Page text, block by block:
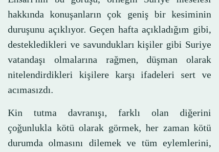
hakkında konuşanların çok geniş bir kesiminin
duruşunu açıklıyor. Geçen hafta açıkladığım gibi,
destekledikleri ve savundukları kişiler gibi Suriye
vatandaşı olmalarına rağmen, düşman olarak
nitelendirdikleri kişilere karşı ifadeleri sert ve
acımasızdı.
Kin tutma davranışı, farklı olan diğerini
çoğunlukla kötü olarak görmek, her zaman kötü
durumda olmasını dilemek ve tüm eylemlerini,